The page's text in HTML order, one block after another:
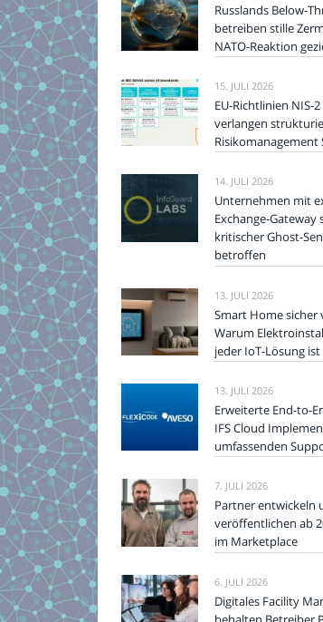
Russlands Below-
betreiben stille
NATO-Reaktion
15. JULI 2026
EU-Richtlinien NIS-
verlangen
Risikomanagement
14. JULI 2026
Unternehmen mit
Exchange-Gateway
kritischer Ghost-
betroffen
13. JULI 2026
Smart Home sicher
Warum
jeder IoT-Lösung ist
13. JULI 2026
Erweiterte End-to-
IFS Cloud
umfassenden
7. JULI 2026
Partner entwickeln
veröffentlichen ab
im Marketplace
6. JULI 2026
Digitales Facility